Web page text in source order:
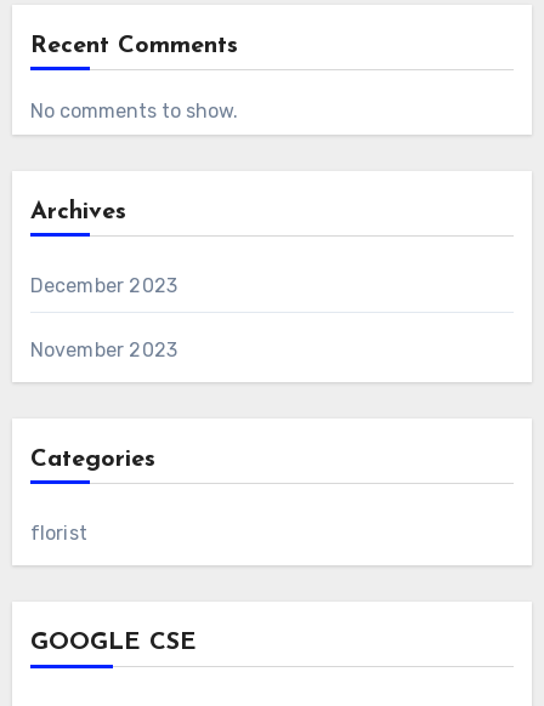
Recent Comments
No comments to show.
Archives
December 2023
November 2023
Categories
florist
GOOGLE CSE